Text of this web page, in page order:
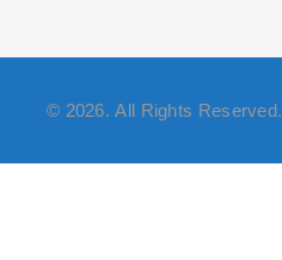
© 2026. All Rights Reserved.